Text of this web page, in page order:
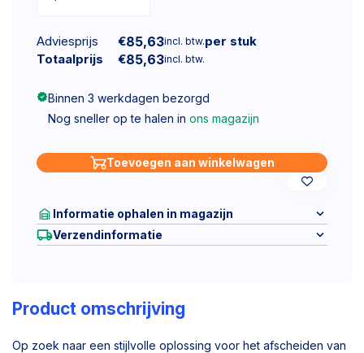
Adviesprijs €85,63incl. btw.per stuk
Totaalprijs
€85,63incl. btw.
Binnen 3 werkdagen bezorgd
Nog sneller op te halen in ons magazijn
Toevoegen aan winkelwagen
Informatie ophalen in magazijn
Verzendinformatie
Product omschrijving
Op zoek naar een stijlvolle oplossing voor het afscheiden van